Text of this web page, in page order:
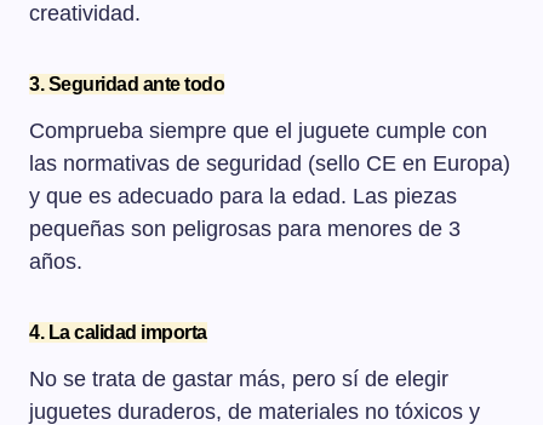
creatividad.
3. Seguridad ante todo
Comprueba siempre que el juguete cumple con
las normativas de seguridad (sello CE en Europa)
y que es adecuado para la edad. Las piezas
pequeñas son peligrosas para menores de 3
años.
4. La calidad importa
No se trata de gastar más, pero sí de elegir
juguetes duraderos, de materiales no tóxicos y